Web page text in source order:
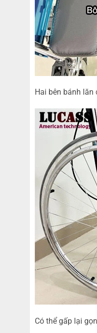
Hai bên bánh
Có thể gấp lại